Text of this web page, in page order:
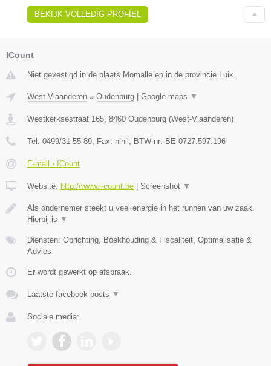
BEKIJK VOLLEDIG PROFIEL
ICount
Niet gevestigd in de plaats Momalle en in de provincie Luik.
West-Vlaanderen » Oudenburg Google maps ▼
Westkerksestraat 165, 8460 Oudenburg (West-Vlaanderen)
Tel: 0499/31-55-89, Fax: nihil , BTW-nr: BE 0727.597.196
E-mail › ICount
Website: http://www.i-count.be Screenshot ▼
Als ondernemer steekt u veel energie in het runnen van uw zaak.
Hierbij is ▼
Diensten: Oprichting, Boekhouding & Fiscaliteit, Optimalisatie &
Advies
Er wordt gewerkt op afspraak.
Laatste facebook posts ▼
Sociale media: